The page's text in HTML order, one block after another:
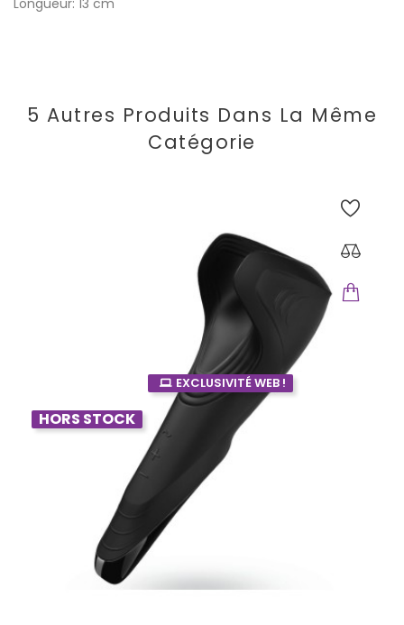
5 Autres Produits Dans La Même
Catégorie
EXCLUSIVITÉ WEB !
HORS STOCK